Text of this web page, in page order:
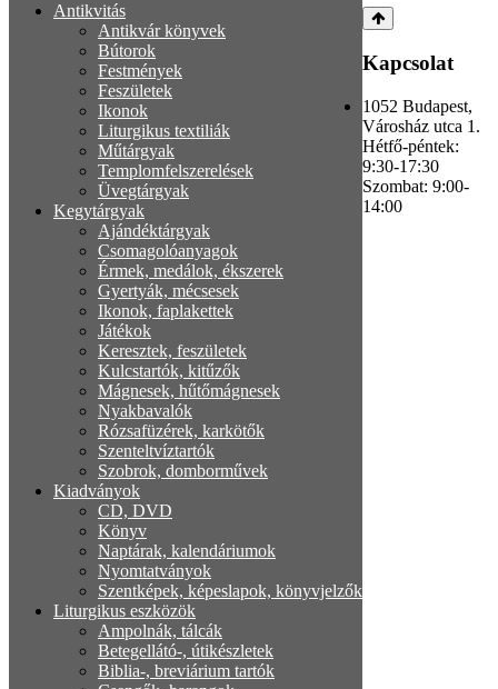
Antikvitás
Antikvár könyvek
Bútorok
Festmények
Feszületek
Ikonok
Liturgikus textiliák
Műtárgyak
Templomfelszerelések
Üvegtárgyak
Kegytárgyak
Ajándéktárgyak
Csomagolóanyagok
Érmek, medálok, ékszerek
Gyertyák, mécsesek
Ikonok, faplakettek
Játékok
Keresztek, feszületek
Kulcstartók, kitűzők
Mágnesek, hűtőmágnesek
Nyakbavalók
Rózsafüzérek, karkötők
Szenteltvíztartók
Szobrok, domborművek
Kiadványok
CD, DVD
Könyv
Naptárak, kalendáriumok
Nyomtatványok
Szentképek, képeslapok, könyvjelzők
Liturgikus eszközök
Ampolnák, tálcák
Betegellátó-, útikészletek
Biblia-, breviárium tartók
Kapcsolat
1052 Budapest,
Városház utca 1.
Hétfő-péntek:
9:30-17:30
Szombat: 9:00-
14:00